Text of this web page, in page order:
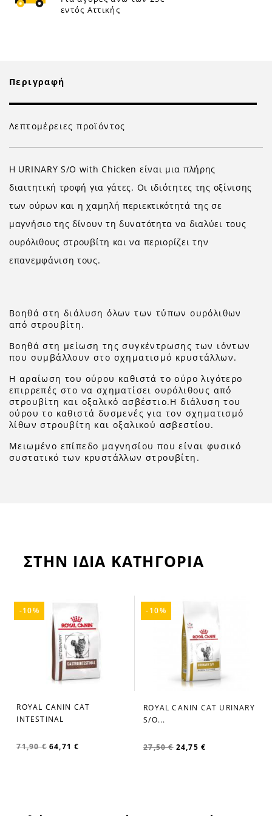
εντός Αττικής
Περιγραφή
Λεπτομέρειες προϊόντος
Η URINARY S/O with Chicken είναι μια πλήρης
διαιτητική τροφή για γάτες. Οι ιδιότητες της οξίνισης
των ούρων και η χαμηλή περιεκτικότητά της σε
μαγνήσιο της δίνουν τη δυνατότητα να διαλύει τους
ουρόλιθους στρουβίτη και να περιορίζει την
επανεμφάνιση τους.
Βοηθά στη διάλυση όλων των τύπων ουρόλιθων
από στρουβίτη.
Βοηθά στη μείωση της συγκέντρωσης των ιόντων
που συμβάλλουν στο σχηματισμό κρυστάλλων.
Η αραίωση του ούρου καθιστά το ούρο λιγότερο
επιρρεπές στο να σχηματίσει ουρόλιθους από
στρουβίτη και οξαλικό ασβέστιο.Η διάλυση του
ούρου το καθιστά δυσμενές για τον σχηματισμό
λίθων στρουβίτη και οξαλικού ασβεστίου.
Μειωμένο επίπεδο μαγνησίου που είναι φυσικό
συστατικό των κρυστάλλων στρουβίτη.
ΣΤΗΝ ΙΔΙΑ ΚΑΤΗΓΟΡΙΑ
favorite_border
ROYAL CANIN CAT
INTESTINAL
71,90 € 64,71 €
-10%
favorite_border
ROYAL CANIN CAT URINARY
S/O...
27,50 € 24,75 €
-10%